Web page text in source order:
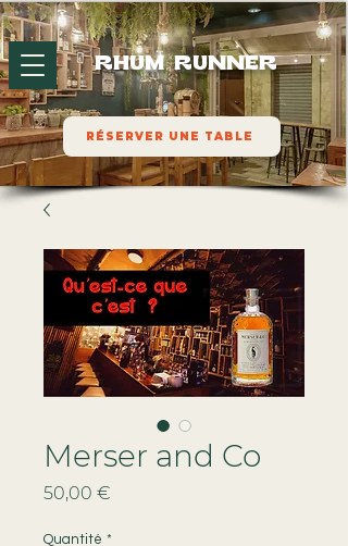
RHUM RUNNER
RÉSERVER UNE TABLE
Merser and Co
50,00 €
Quantité *